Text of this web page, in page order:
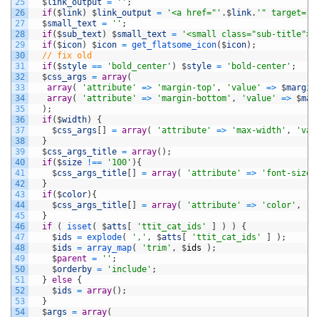
26
27
28
29
30
31
32
33
34
35
36
37
38
39
40
41
42
43
44
45
46
47
48
49
50
51
52
53
54
if( $link) $link_output = '<a href="' . $link. '" target="'
$small_text = '' ;
if( $sub_text ) $small_text = '<small class="sub-title">'
if( $icon) $icon = get_flatsome_icon( $icon) ;
// fix old
if( $style == 'bold_center' ) $style = 'bold-center' ;
$css_args = array(
array( 'attribute' => 'margin-top' , 'value' => $
array( 'attribute' => 'margin-bottom' , 'value' => $
) ;
if( $width)
{
$css_args [ ] = array( 'attribute' => 'max-width' ,
}
$css_args_title = array( ) ;
if( $size !== '100' ) {
$css_args_title [ ] = array( 'attribute' => 'font-size'
}
if( $color) {
$css_args_title [ ] = array( 'attribute' => 'color' ,
}
if
( isset ( $atts [ 'ttit_cat_ids' ] ) )
{
$ids = explode( ',' , $atts [ 'ttit_cat_ids' ] ) ;
$ids = array_map( 'trim' , $ids ) ;
$parent = '' ;
$orderby = 'include' ;
} else {
$ids = array( ) ;
}
$args = array(